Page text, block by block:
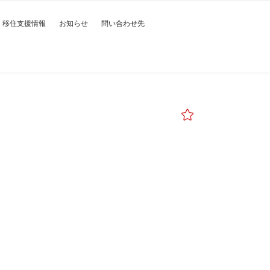
移住支援情報 お知らせ 問い合わせ先